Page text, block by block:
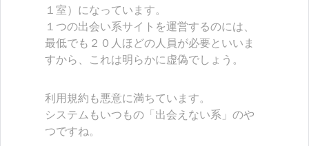
１室）になっています。
１つの出会い系サイトを運営するのには、
最低でも２０人ほどの人員が必要といいま
すから、これは明らかに虚偽でしょう。
利用規約も悪意に満ちています。
システムもいつもの「出会えない系」のや
つですね。